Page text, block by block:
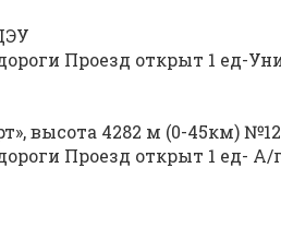
Проезд открыт 1 ед-
высота 4282 м (0-45км)
Проезд открыт 1 ед- А/